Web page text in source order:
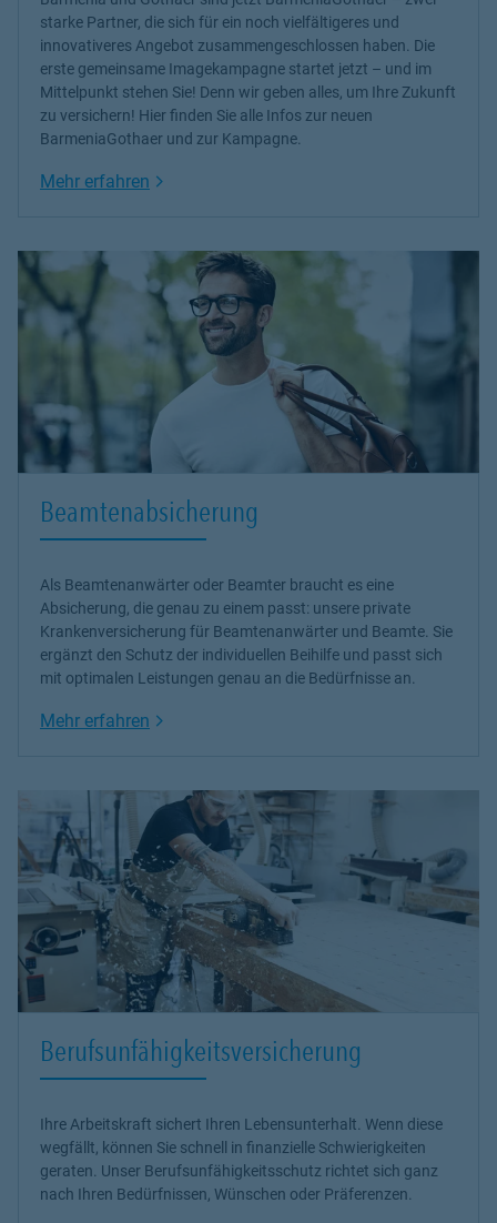
starke Partner, die sich für ein noch vielfältigeres und
innovativeres Angebot zusammengeschlossen haben. Die
erste gemeinsame Imagekampagne startet jetzt – und im
Mittelpunkt stehen Sie! Denn wir geben alles, um Ihre Zukunft
zu versichern! Hier finden Sie alle Infos zur neuen
BarmeniaGothaer und zur Kampagne.
Mehr erfahren Link Opens in New Tab
Beamtenabsicherung
Als Beamtenanwärter oder Beamter braucht es eine
Absicherung, die genau zu einem passt: unsere private
Krankenversicherung für Beamtenanwärter und Beamte. Sie
ergänzt den Schutz der individuellen Beihilfe und passt sich
mit optimalen Leistungen genau an die Bedürfnisse an.
Mehr erfahren Link Opens in New Tab
Berufsunfähigkeitsversicherung
Ihre Arbeitskraft sichert Ihren Lebensunterhalt. Wenn diese
wegfällt, können Sie schnell in finanzielle Schwierigkeiten
geraten. Unser Berufsunfähigkeitsschutz richtet sich ganz
nach Ihren Bedürfnissen, Wünschen oder Präferenzen.